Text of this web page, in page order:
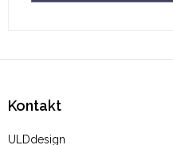
Kontakt
ULDdesign